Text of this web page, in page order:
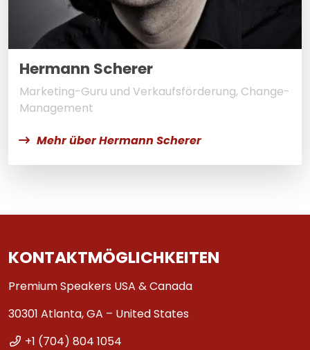
Hermann Scherer
Marketing-Guru und Verkaufsförderung, Change-
Management
Mehr über Hermann Scherer
KONTAKTMÖGLICHKEITEN
Premium Speakers USA & Canada
30301 Atlanta, GA – United States
+1 (704) 804 1054